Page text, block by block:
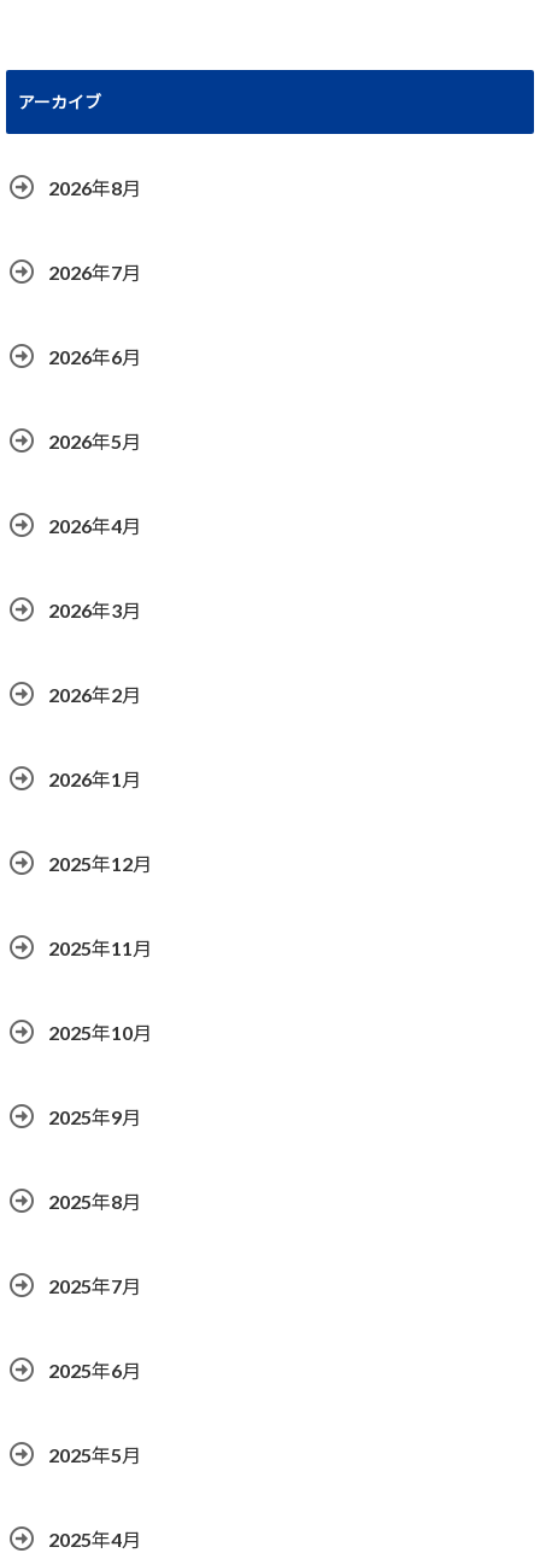
アーカイブ
2026年8月
2026年7月
2026年6月
2026年5月
2026年4月
2026年3月
2026年2月
2026年1月
2025年12月
2025年11月
2025年10月
2025年9月
2025年8月
2025年7月
2025年6月
2025年5月
2025年4月